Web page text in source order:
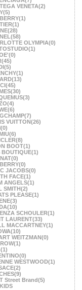
VENETA(2)
(5)
(1)
(1)
(28)
(58)
OLYMPIA(0)
(1)
(0)
(45)
(5)
(1)
(13)
(45)
(30)
(3)
(4)
(6)
(7)
VUITTON(26)
(0)
(6)
(8)
BOOT(1)
BOUTIQUE(1)
(0)
(0)
JACOBS(0)
FACE(1)
ANGELS(1)
SMITH(2)
PLEASE(1)
(3)
(10)
SCHOULER(1)
LAURENT(33)
MACCARTNEY(1)
(10)
WEITZMAN(0)
(1)
(1)
(0)
WESTWOOD(1)
(2)
(9)
Street Brand(5)